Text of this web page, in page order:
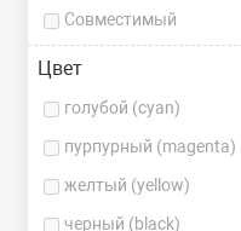
Совместимый
Цвет
голубой (cyan)
пурпурный (magenta)
желтый (yellow)
черный (black)